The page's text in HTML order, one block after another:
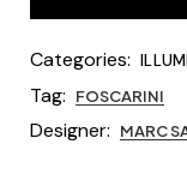
Categories:
Tag: FOSCARINI
Designer: MARC